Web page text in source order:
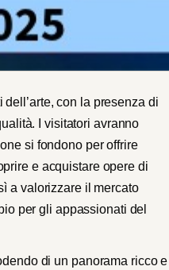
con la presenza di
I visitatori avranno
si fondono per offrire
e acquistare opere di
a valorizzare il mercato
per gli appassionati del
di un panorama ricco e